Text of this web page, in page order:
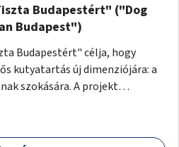
Budapestért" ("Dog
Budapest")
Budapestért" célja, hogy
kutyatartás új dimenziójára: a
szokására. A projekt
ezzel hozzájárulva a tiszta,